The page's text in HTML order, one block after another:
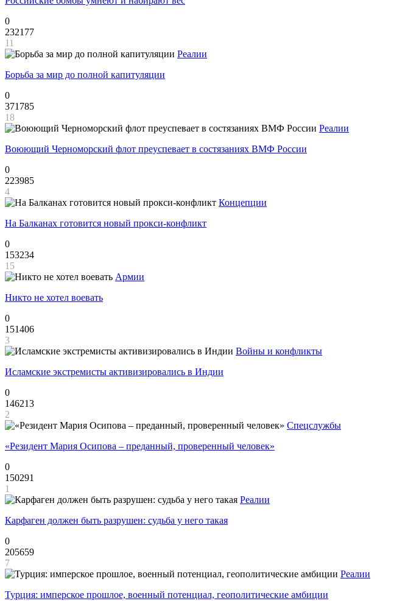
0
232177
11
Реалии
Борьба за мир до полной капитуляции
0
371785
18
Реалии
Воюющий Черноморский флот преуспевает в состязаниях ВМФ России
0
223985
4
Концепции
На Балканах готовится новый прокси-конфликт
0
153234
15
Армии
Никто не хотел воевать
0
151406
3
Войны и конфликты
Исламские экстремисты активизировались в Индии
0
146213
2
Спецслужбы
«Резидент Мария Осипова – преданный, проверенный человек»
0
150291
1
Реалии
Карфаген должен быть разрушен: судьба у него такая
0
205659
7
Реалии
Турция: имперское прошлое, военный потенциал, геополитические амбиции